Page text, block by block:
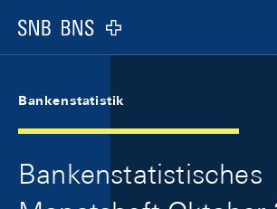
Logo
Bankenstatistik
Bankenstatistisches